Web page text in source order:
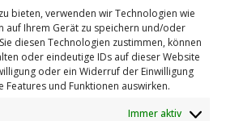
bieten, verwenden wir Technologien wie
auf Ihrem Gerät zu speichern und/oder
diesen Technologien zustimmen, können
oder eindeutige IDs auf dieser Website
oder ein Widerruf der Einwilligung
Features und Funktionen auswirken.
Immer aktiv